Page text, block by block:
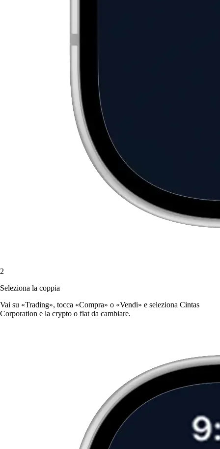
2
Seleziona la coppia
Vai su «Trading», tocca «Compra» o «Vendi» e seleziona Cintas
Corporation e la crypto o fiat da cambiare.